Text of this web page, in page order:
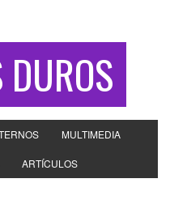
MULTIMEDIA
ARTÍCULOS